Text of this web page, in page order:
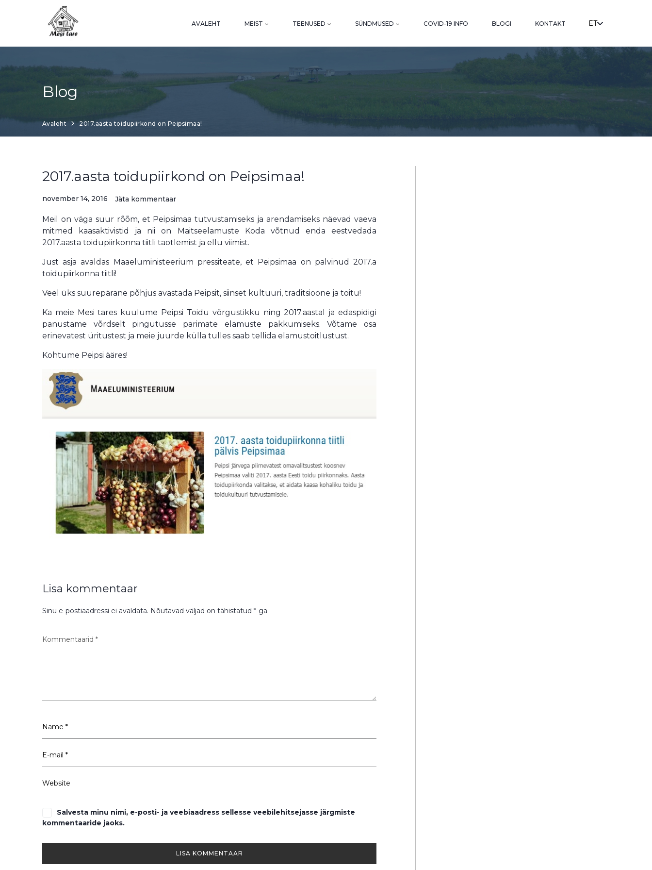
AVALEHT MEIST TEENUSED SÜNDMUSED COVID-19 INFO BLOGI KONTAKT ET
Blog
Avaleht 2017.aasta toidupiirkond on Peipsimaa!
2017.aasta toidupiirkond on Peipsimaa!
november 14, 2016 Jäta kommentaar
Meil on väga suur rõõm, et Peipsimaa tutvustamiseks ja arendamiseks näevad vaeva
mitmed kaasaktivistid ja nii on Maitseelamuste Koda võtnud enda eestvedada
2017.aasta toidupiirkonna tiitli taotlemist ja ellu viimist.
Just äsja avaldas Maaeluministeerium pressiteate, et Peipsimaa on pälvinud 2017.a
toidupiirkonna tiitli!
Veel üks suurepärane põhjus avastada Peipsit, siinset kultuuri, traditsioone ja toitu!
Ka meie Mesi tares kuulume Peipsi Toidu võrgustikku ning 2017.aastal ja edaspidigi
panustame võrdselt pingutusse parimate elamuste pakkumiseks. Võtame osa
erinevatest üritustest ja meie juurde külla tulles saab tellida elamustoitlustust.
Kohtume Peipsi ääres!
Lisa kommentaar
Sinu e-postiaadressi ei avaldata. Nõutavad väljad on tähistatud *-ga
Salvesta minu nimi, e-posti- ja veebiaadress sellesse veebilehitsejasse järgmiste
kommentaaride jaoks.